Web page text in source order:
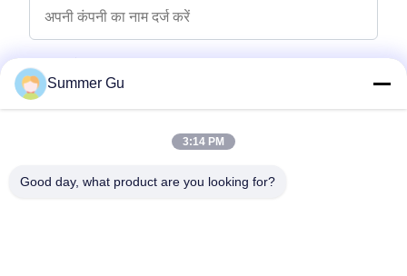
पूछताछ संदेश
Summer Gu
3:14 PM
Good day, what product are you looking for?